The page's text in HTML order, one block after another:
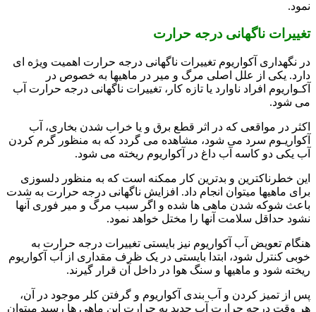
نمود.
تغییرات ناگهانی درجه حرارت
در نگهداری آکواریوم تغییرات ناگهانی درجه حرارت اهمیت ویژه ای
دارد. یکی از علل اصلی مرگ و میر در ماهیها به خصوص در
آکـواریوم افراد ناوارد یا تازه کار، تغییرات ناگهانی درجه حرارت آب
می شود.
اکثر در مواقعی که در اثر قطع برق و یا خراب شدن بخاری، آب
آکواریـوم سرد می شود، مشاهده می گردد که به منظور گرم کردن
آب یکی دو کاسه آب داغ در آکواریوم ریخته می شود.
این خطرناکترین و بدترین کار ممکنه است که به منظور دلسوزی
برای ماهیها میتوان انجام داد. افزایش ناگهانی درجه حرارت به شدت
باعث شوکه شدن ماهی ها شده و اگر سبب مرگ و میر فوری آنها
نشود حداقل سلامت آنها را مختل خواهد نمود.
هنگام تعویض آب آکواریوم نیز بایستی تغییرات درجه حرارت به
خوبی کنترل شود، ابتدا بایستی در یک ظرف مقداری از آب آکواریوم
ریخته شود و ماهیها و سنگ هوا در داخل آن قرار گیرند.
پس از تمیز کردن و آب بندی آکواریوم و گرفتن کلر موجود در آن،
هر وقت درجه حرارت آب جدید به حرارت این ماهی ها رسید میتوان